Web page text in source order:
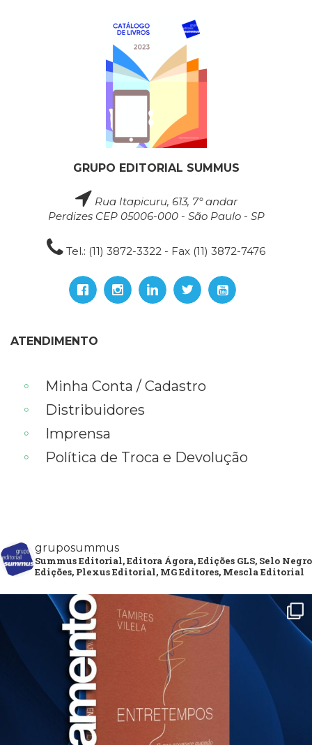
GRUPO EDITORIAL SUMMUS
Rua Itapicuru, 613, 7° andar
Perdizes CEP 05006-000 - São Paulo - SP
Tel.: (11) 3872-3322 - Fax (11) 3872-7476
ATENDIMENTO
Minha Conta / Cadastro
Distribuidores
Imprensa
Política de Troca e Devolução
gruposummus
Summus Editorial, Editora Ágora, Edições GLS, Selo Negro
Edições, Plexus Editorial, MG Editores, Mescla Editorial